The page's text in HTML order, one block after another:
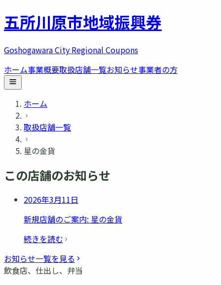
五所川原市地域振興券
Goshogawara City Regional Coupons
ホーム事業概要取扱店舗一覧お知らせ事業者の方
ホーム
取扱店舗一覧
星の金貨
この店舗のお知らせ
2026年3月11日
新規店舗のご案内: 星の金貨
続きを読む
お知らせ一覧を見る
飲食店、仕出し、弁当